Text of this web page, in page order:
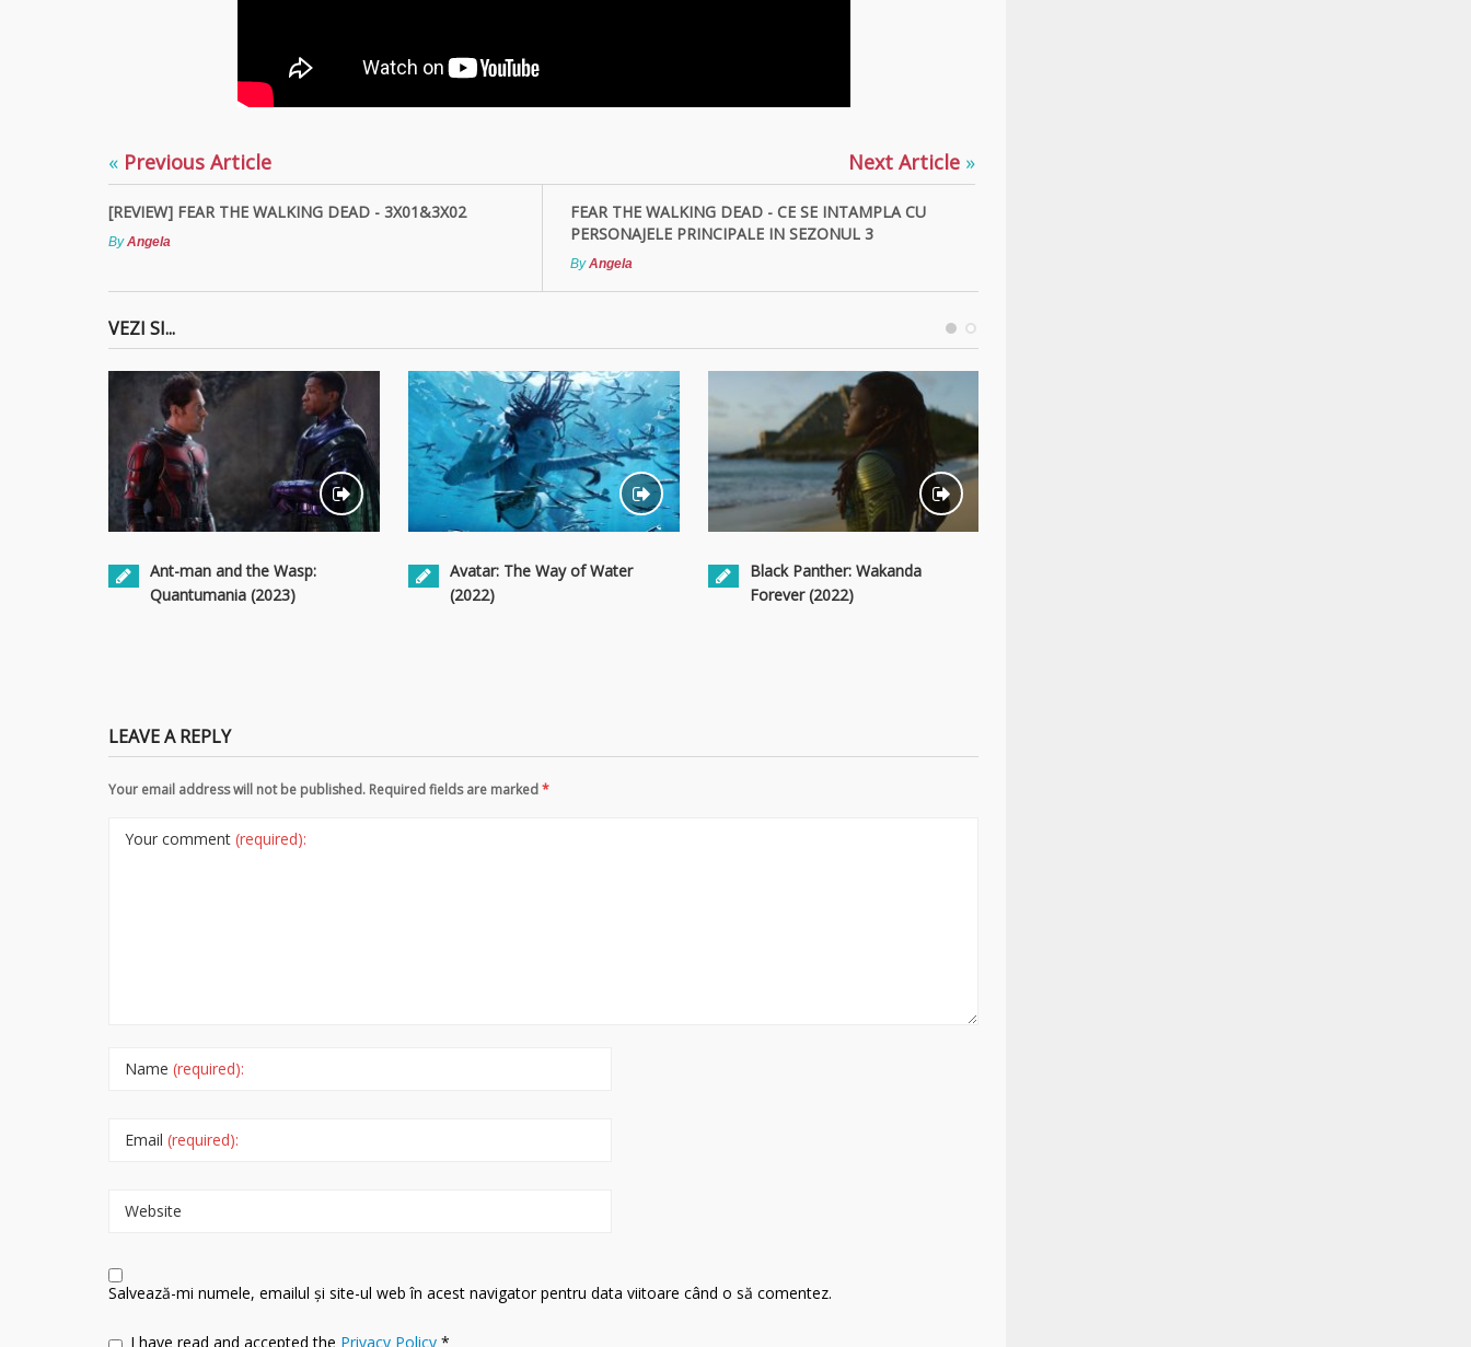
« Previous Article
[REVIEW] FEAR THE WALKING DEAD - 3X01&3X02
ByAngela
Next Article »
FEAR THE WALKING DEAD - CE SE INTAMPLA CU
PERSONAJELE PRINCIPALE IN SEZONUL 3
ByAngela
VEZI SI...
Ant-man and the Wasp:
Quantumania (2023)
Avatar: The Way of Water
(2022)
Black Panther: Wakanda
Forever (2022)
LEAVE A REPLY
Your email address will not be published. Required fields are marked*
Your comment (required):
Name (required):
Email (required):
Website
Salvează-mi numele, emailul și site-ul web în acest navigator pentru data viitoare când o să comentez.
I have read and accepted the Privacy Policy *